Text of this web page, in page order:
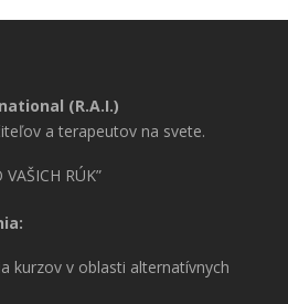
(R.A.I.)
a terapeutov na svete.
RÚK”
kurzov v oblasti alternatívnych